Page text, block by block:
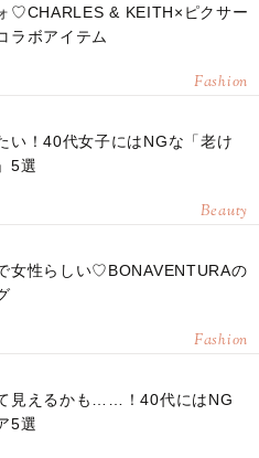
♡CHARLES & KEITH×ピクサー
ラボアイテム
Fashion
い！40代女子にはNGな「老け
5選
Beauty
女性らしい♡BONAVENTURAの
Fashion
見えるかも……！40代にはNG
5選